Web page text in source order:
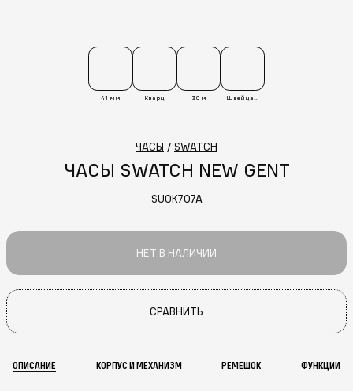
41 мм Кварц 30 м Швейцария
ЧАСЫ / SWATCH
ЧАСЫ SWATCH NEW GENT
SUOK707A
НЕТ В НАЛИЧИИ
СРАВНИТЬ
ОПИСАНИЕ КОРПУС И МЕХАНИЗМ РЕМЕШОК ФУНКЦИИ